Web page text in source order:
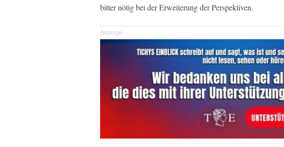
bitter nötig bei der Erweiterung der Perspektiven.
Anzeige